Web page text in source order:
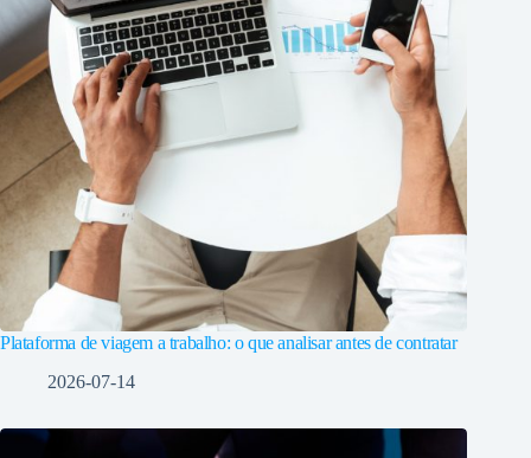
Plataforma de viagem a trabalho: o que analisar antes de contratar
2026-07-14